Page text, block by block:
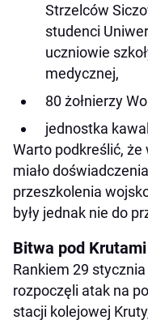
Strzelców
studenci
uczniowie
medycznej,
80 żołnierzy
jednostka
Warto podkreślić, że
miało
przeszkolenia
były jednak nie do
Bitwa pod
Rankiem 29
rozpoczęli atak na
stacji kolejowej